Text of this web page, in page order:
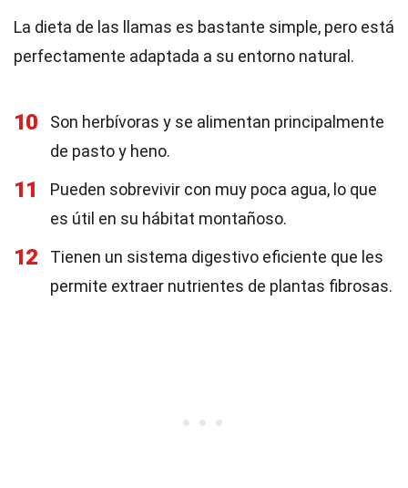
La dieta de las llamas es bastante simple, pero está
perfectamente adaptada a su entorno natural.
10
Son herbívoras y se alimentan principalmente
de pasto y heno.
11
Pueden sobrevivir con muy poca agua, lo que
es útil en su hábitat montañoso.
12
Tienen un sistema digestivo eficiente que les
permite extraer nutrientes de plantas fibrosas.